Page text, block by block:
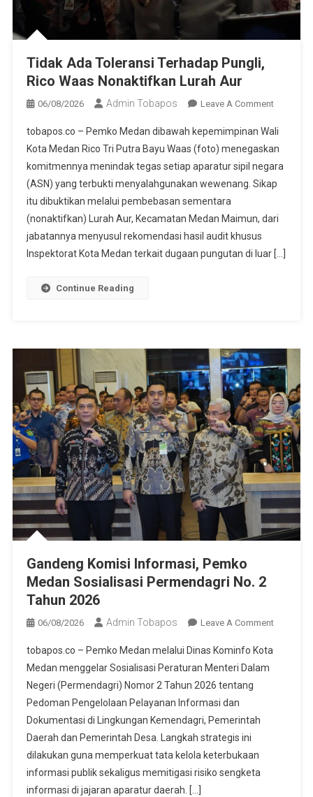
Tidak Ada Toleransi Terhadap Pungli,
Rico Waas Nonaktifkan Lurah Aur
06/08/2026 Admin Tobapos Leave A CommentOn Tidak
Toleransi
Terhadap
Pungli,
Waas
Lurah Aur
tobapos.co – Pemko Medan dibawah kepemimpinan Wali
Kota Medan Rico Tri Putra Bayu Waas (foto) menegaskan
komitmennya menindak tegas setiap aparatur sipil negara
(ASN) yang terbukti menyalahgunakan wewenang. Sikap
itu dibuktikan melalui pembebasan sementara
(nonaktifkan) Lurah Aur, Kecamatan Medan Maimun, dari
jabatannya menyusul rekomendasi hasil audit khusus
Inspektorat Kota Medan terkait dugaan pungutan di luar […]
Continue Reading
Gandeng Komisi Informasi, Pemko
Medan Sosialisasi Permendagri No. 2
Tahun 2026
06/08/2026 Admin Tobapos Leave A CommentOn
tobapos.co – Pemko Medan melalui Dinas Kominfo Kota
Medan menggelar Sosialisasi Peraturan Menteri Dalam
Negeri (Permendagri) Nomor 2 Tahun 2026 tentang
Pedoman Pengelolaan Pelayanan Informasi dan
Dokumentasi di Lingkungan Kemendagri, Pemerintah
Daerah dan Pemerintah Desa. Langkah strategis ini
dilakukan guna memperkuat tata kelola keterbukaan
informasi publik sekaligus memitigasi risiko sengketa
informasi di jajaran aparatur daerah. […]